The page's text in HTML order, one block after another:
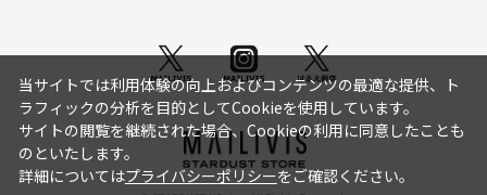
当サイトでは利用体験の向上およびコンテンツの最適な提供、ト
ラフィックの分析を目的としてCookieを使用しています。
サイトの閲覧を継続された場合、Cookieの利用に同意したことも
のといたします。
詳細についてはプライバシーポリシーをご確認ください。